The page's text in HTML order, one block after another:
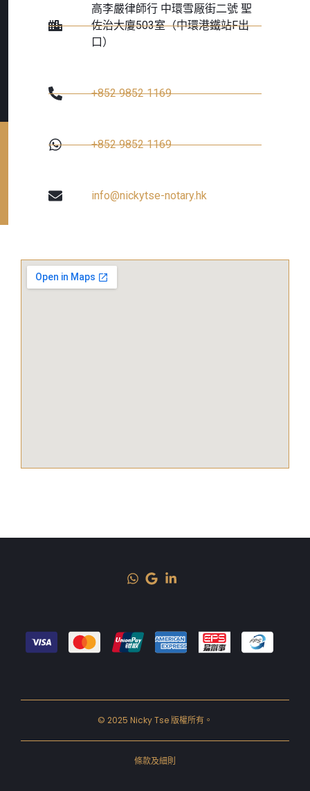
高李嚴律師行 中環雪厰街二號 聖
佐治大廈503室（中環港鐵站F出
口）
+852 9852 1169
+852 9852 1169
info@nickytse-notary.hk
© 2025 Nicky Tse 版權所有。
條款及細則